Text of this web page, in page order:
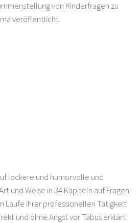
von Kinderfragen zu
veröffentlicht.
lockere und humorvolle und
und Weise in 34 Kapiteln auf Fragen
Laufe ihrer professionellen Tätigkeit
und ohne Angst vor Tabus erklärt